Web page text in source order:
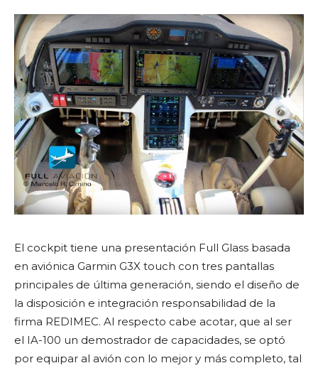
El cockpit tiene una presentación Full Glass basada
en aviónica Garmin G3X touch con tres pantallas
principales de última generación, siendo el diseño de
la disposición e integración responsabilidad de la
firma REDIMEC. Al respecto cabe acotar, que al ser
el IA-100 un demostrador de capacidades, se optó
por equipar al avión con lo mejor y más completo, tal